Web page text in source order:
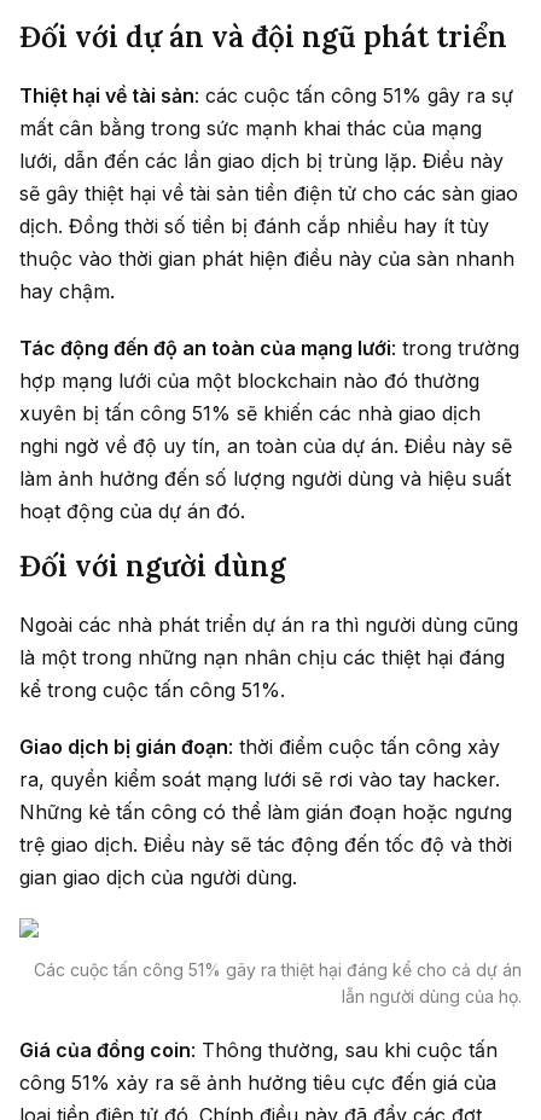
Đối với dự án và đội ngũ phát triển
Thiệt hại về tài sản: các cuộc tấn công 51% gây ra sự
mất cân bằng trong sức mạnh khai thác của mạng
lưới, dẫn đến các lần giao dịch bị trùng lặp. Điều này
sẽ gây thiệt hại về tài sản tiền điện tử cho các sàn giao
dịch. Đồng thời số tiền bị đánh cắp nhiều hay ít tùy
thuộc vào thời gian phát hiện điều này của sàn nhanh
hay chậm.
Tác động đến độ an toàn của mạng lưới: trong trường
hợp mạng lưới của một blockchain nào đó thường
xuyên bị tấn công 51% sẽ khiến các nhà giao dịch
nghi ngờ về độ uy tín, an toàn của dự án. Điều này sẽ
làm ảnh hưởng đến số lượng người dùng và hiệu suất
hoạt động của dự án đó.
Đối với người dùng
Ngoài các nhà phát triển dự án ra thì người dùng cũng
là một trong những nạn nhân chịu các thiệt hại đáng
kể trong cuộc tấn công 51%.
Giao dịch bị gián đoạn: thời điểm cuộc tấn công xảy
ra, quyền kiểm soát mạng lưới sẽ rơi vào tay hacker.
Những kẻ tấn công có thể làm gián đoạn hoặc ngưng
trệ giao dịch. Điều này sẽ tác động đến tốc độ và thời
gian giao dịch của người dùng.
Các cuộc tấn công 51% gây ra thiệt hại đáng kể cho cả dự án
lẫn người dùng của họ.
Giá của đồng coin: Thông thường, sau khi cuộc tấn
công 51% xảy ra sẽ ảnh hưởng tiêu cực đến giá của
loại tiền điện tử đó. Chính điều này đã đẩy các đợt